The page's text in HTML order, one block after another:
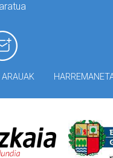
ARAUAK